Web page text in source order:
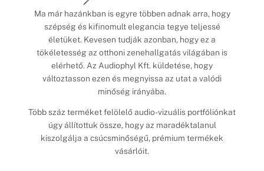
Ma már hazánkban is egyre többen adnak arra, hogy
szépség és kifinomult elegancia tegye teljessé
életüket. Kevesen tudják azonban, hogy ez a
tökéletesség az otthoni zenehallgatás világában is
elérhető. Az Audiophyl Kft. küldetése, hogy
változtasson ezen és megnyissa az utat a valódi
minőség irányába.
Több száz terméket felölelő audio-vizuális portfóliónkat
úgy állítottuk össze, hogy az maradéktalanul
kiszolgálja a csúcsminőségű, prémium termékek
vásárlóit.